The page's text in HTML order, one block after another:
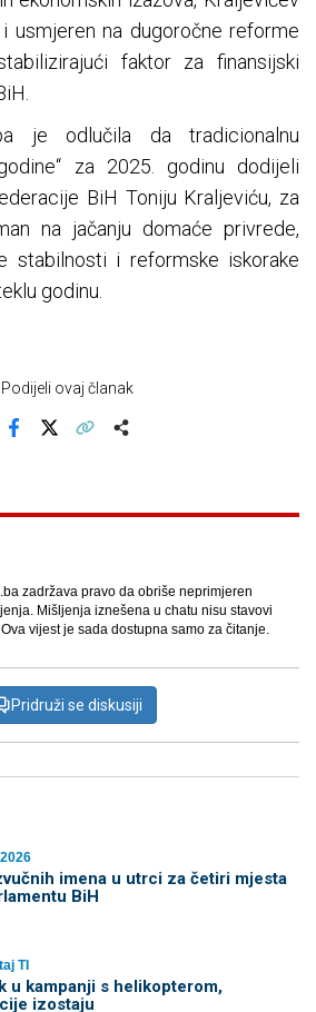
usmjeren na dugoročne reforme
faktor za finansijski
je odlučila da tradicionalnu
za 2025. godinu dodijeli
BiH Toniju Kraljeviću, za
na jačanju domaće privrede,
stabilnosti i reformske iskorake
godinu.
Podijeli ovaj članak
zadržava pravo da obriše neprimjeren
Mišljenja iznešena u chatu nisu stavovi
vijest je sada dostupna samo za čitanje.
Pridruži se diskusiji
imena u utrci za četiri mjesta
BiH
TI
u kampanji s helikopterom,
izostaju